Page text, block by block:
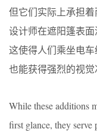
但它们实际上承担着
设计师在遮阳篷表面
这使得人们乘坐电
也能获得强烈的视觉
While these additions
first glance, they